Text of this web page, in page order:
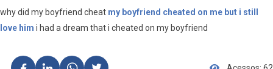
why did my boyfriend cheat my boyfriend cheated on me but i still
love him i had a dream that i cheated on my boyfriend